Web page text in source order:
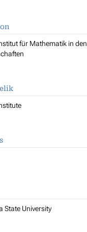
für Mathematik in den
State University